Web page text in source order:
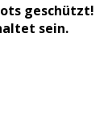
geschützt!
sein.